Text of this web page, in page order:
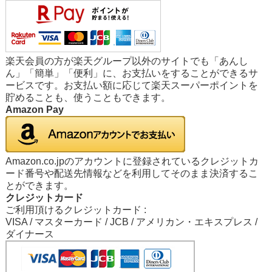
楽天会員の方が楽天グループ以外のサイトでも「あんし
ん」「簡単」「便利」に、お支払いをすることができるサ
ービスです。お支払い額に応じて楽天スーパーポイントを
貯めることも、使うこともできます。
Amazon Pay
Amazon.co.jpのアカウントに登録されているクレジットカ
ード番号や配送先情報などを利用してそのまま決済するこ
とができます。
クレジットカード
ご利用頂けるクレジットカード :
VISA / マスターカード / JCB / アメリカン・エキスプレス /
ダイナース